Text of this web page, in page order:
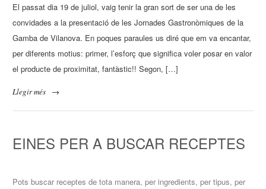
El passat dia 19 de juliol, vaig tenir la gran sort de ser una de les
convidades a la presentació de les Jornades Gastronòmiques de la
Gamba de Vilanova. En poques paraules us diré que em va encantar,
per diferents motius: primer, l’esforç que significa voler posar en valor
el producte de proximitat, fantàstic!! Segon, […]
Llegir més →
EINES PER A BUSCAR RECEPTES
Pots buscar receptes de tota manera, per ingredients, per tipus, per